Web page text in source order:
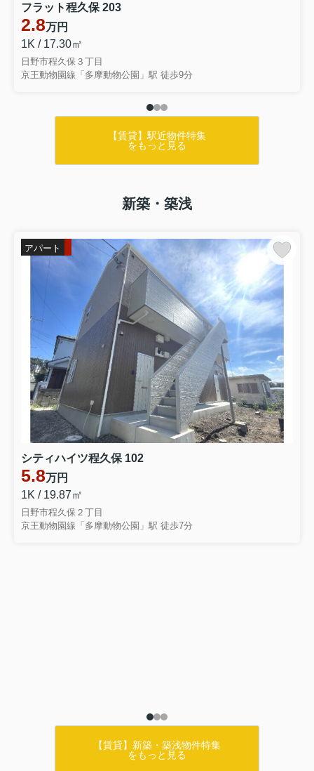
フラット程久保 203
2.8万円
1K / 17.30㎡
日野市程久保３丁目
京王動物園線「多摩動物公園」駅 徒歩9分
【賃貸】駅近物件特集
をもっと見る
新築・築浅
アパート
シティハイツ程久保 102
5.8万円
1K / 19.87㎡
日野市程久保２丁目
京王動物園線「多摩動物公園」駅 徒歩7分
【賃貸】新築・築浅物件特集
をもっと見る